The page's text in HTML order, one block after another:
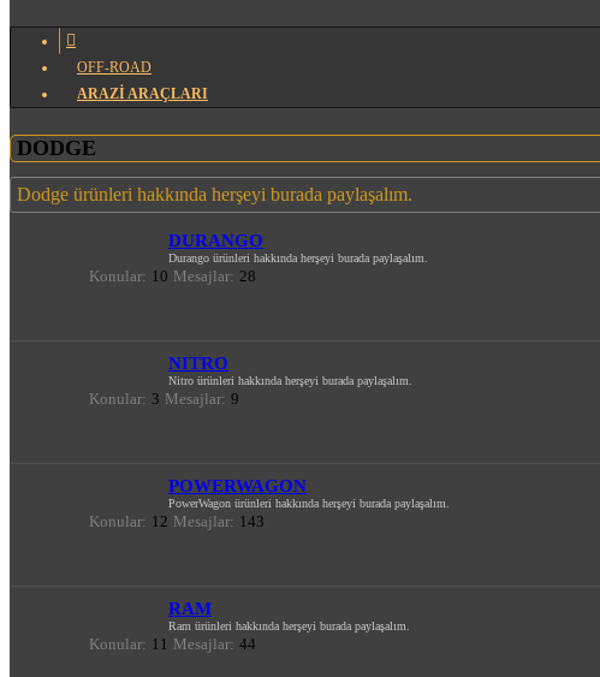
OFF-ROAD
ARAZİ ARAÇLARI
DODGE
Dodge ürünleri hakkında herşeyi burada paylaşalım.
DURANGO
Durango ürünleri hakkında herşeyi burada paylaşalım.
Konular: 10 Mesajlar: 28
NITRO
Nitro ürünleri hakkında herşeyi burada paylaşalım.
Konular: 3 Mesajlar: 9
POWERWAGON
PowerWagon ürünleri hakkında herşeyi burada paylaşalım.
Konular: 12 Mesajlar: 143
RAM
Ram ürünleri hakkında herşeyi burada paylaşalım.
Konular: 11 Mesajlar: 44